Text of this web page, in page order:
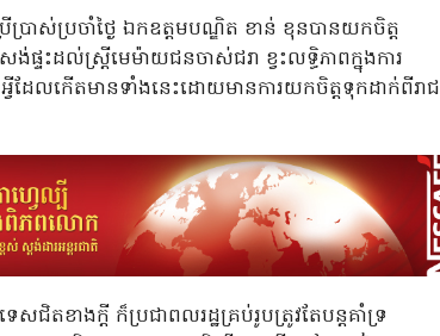
រាស់ប្រចាំថ្ងៃ ឯកឧត្តមបណ្ឌិត ខាន់ ខុនបានយកចិត្ត
ះដល់ស្ត្រីមេម៉ាយជនចាស់ជរា ខ្វះលទ្ធិភាពក្នុងការ
ែលកើតមានទាំងនេះដោយមានការយកចិត្តទុកដាក់ពីរាជ
តខាងក្តី ក៏ប្រជាពលរដ្ឋគ្រប់រូបត្រូវតែបន្តគាំទ្រ